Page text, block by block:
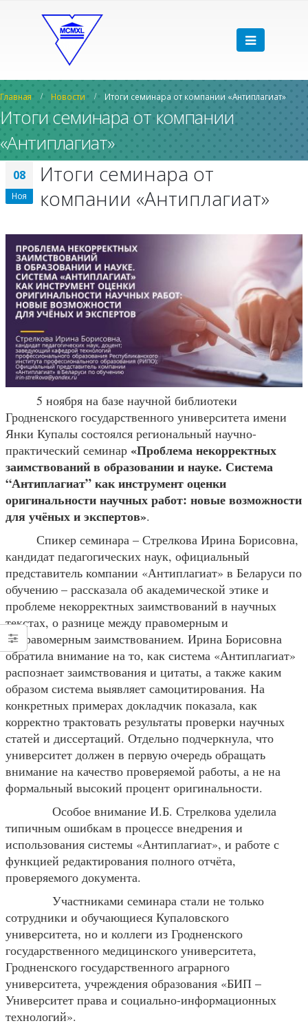
Главная Новости Итоги семинара от компании «Антиплагиат»
Итоги семинара от компании
«Антиплагиат»
08
Ноя
Итоги семинара от
компании «Антиплагиат»
5 ноября на базе научной библиотеки
Гродненского государственного университета имени
Янки Купалы состоялся региональный научно-
практический семинар «Проблема некорректных
заимствований в образовании и науке. Система
“Антиплагиат” как инструмент оценки
оригинальности научных работ: новые возможности
для учёных и экспертов».
Спикер семинара – Стрелкова Ирина Борисовна,
кандидат педагогических наук, официальный
представитель компании «Антиплагиат» в Беларуси по
обучению – рассказала об академической этике и
проблеме некорректных заимствований в научных
текстах, о разнице между правомерным и
неправомерным заимствованием. Ирина Борисовна
обратила внимание на то, как система «Антиплагиат»
распознает заимствования и цитаты, а также каким
образом система выявляет самоцитирования. На
конкретных примерах докладчик показала, как
корректно трактовать результаты проверки научных
статей и диссертаций. Отдельно подчеркнула, что
университет должен в первую очередь обращать
внимание на качество проверяемой работы, а не на
формальный высокий процент оригинальности.
Особое внимание И.Б. Стрелкова уделила
типичным ошибкам в процессе внедрения и
использования системы «Антиплагиат», и работе с
функцией редактирования полного отчёта,
проверяемого документа.
Участниками семинара стали не только
сотрудники и обучающиеся Купаловского
университета, но и коллеги из Гродненского
государственного медицинского университета,
Гродненского государственного аграрного
университета, учреждения образования «БИП –
Университет права и социально-информационных
технологий».